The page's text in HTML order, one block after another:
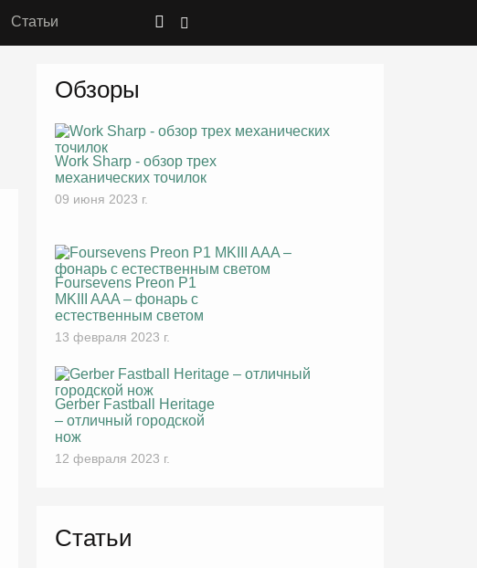
Статьи
Обзоры
Work Sharp - обзор трех
механических точилок
09 июня 2023 г.
Foursevens Preon P1
MKIII AAA – фонарь с
естественным светом
13 февраля 2023 г.
Gerber Fastball Heritage
– отличный городской
нож
12 февраля 2023 г.
Статьи